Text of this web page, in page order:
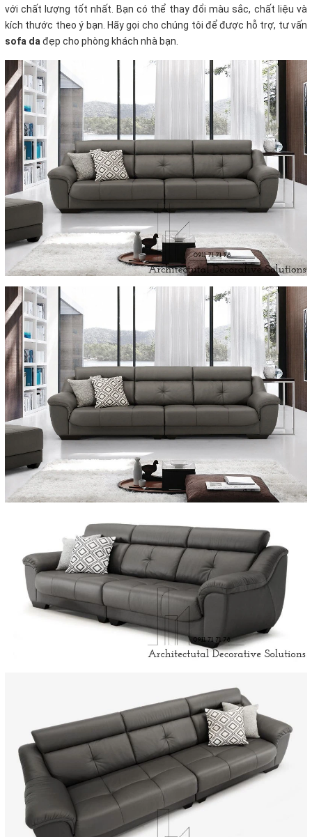
với chất lượng tốt nhất. Bạn có thể thay đổi màu sắc, chất liệu và
kích thước theo ý bạn. Hãy gọi cho chúng tôi để được hỗ trợ, tư vấn
sofa dađẹp cho phòng khách nhà bạn.